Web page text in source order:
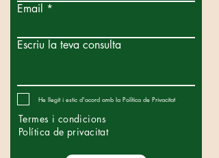
Email
Escriu la teva consulta
He llegit i estic d'acord amb la Política de Privacitat
Termes i condicions
Política de privacitat